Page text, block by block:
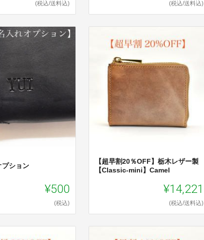
(税込/送料込) (税込/送料込)
プション
¥500
(税込)
【超早割20％OFF】栃木レザー製
【Classic-mini】Camel
¥14,221
(税込/送料込)